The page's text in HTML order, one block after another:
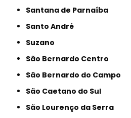
Santana de Parnaíba
Santo André
Suzano
São Bernardo Centro
São Bernardo do Campo
São Caetano do Sul
São Lourenço da Serra